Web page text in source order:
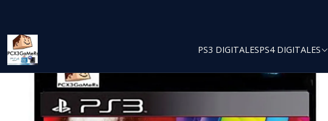
PS3 DIGITALESPS4 DIGITALES